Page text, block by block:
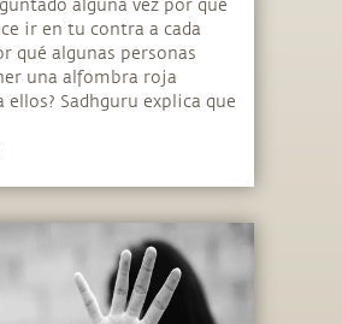
alguna vez por qué
ir en tu contra a cada
qué algunas personas
una alfombra roja
ellos? Sadhguru explica que
akashika», que desempeña